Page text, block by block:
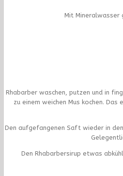
Mit Mineralwasser
Rhabarber waschen, putzen und in
zu einem weichen Mus kochen.
Den aufgefangenen Saft wieder in
Den Rhabarbersirup etwas